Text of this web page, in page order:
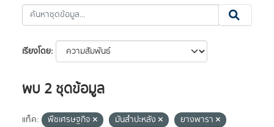
เรียงโดย
พบ 2 ชุดข้อมูล
แท็ค: พืชเศรษฐกิจ มันสำปะหลัง
ยางพารา